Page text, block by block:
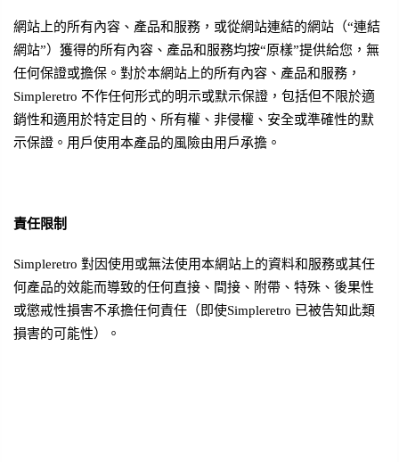
網站上的所有內容、產品和服務，或從網站連結的網站（“連結
網站”）獲得的所有內容、產品和服務均按“原樣”提供給您，無
任何保證或擔保。對於本網站上的所有內容、產品和服務，
Simpleretro 不作任何形式的明示或默示保證，包括但不限於適
銷性和適用於特定目的、所有權、非侵權、安全或準確性的默
示保證。用戶使用本產品的風險由用戶承擔。
責任限制
Simpleretro 對因使用或無法使用本網站上的資料和服務或其任
何產品的效能而導致的任何直接、間接、附帶、特殊、後果性
或懲戒性損害不承擔任何責任（即使Simpleretro 已被告知此類
損害的可能性）。